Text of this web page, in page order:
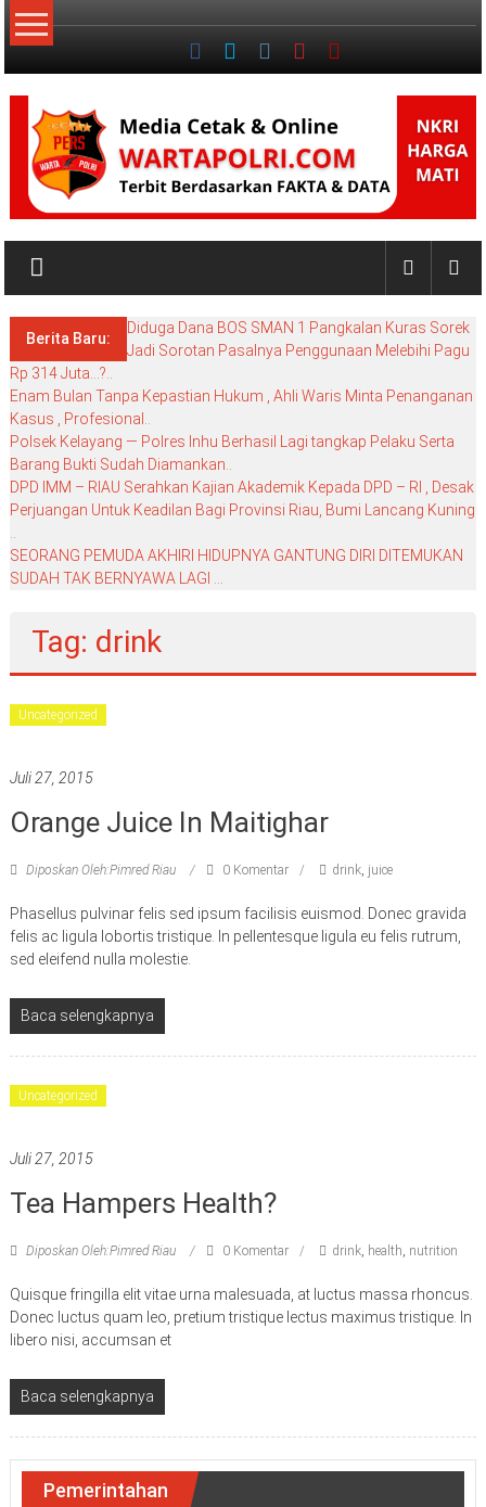
Lompat
ke
NKRI
BlogBerita Baru:
Diduga Dana BOS SMAN 1 Pangkalan Kuras Sorek
Jadi Sorotan Pasalnya Penggunaan Melebihi Pagu
Rp 314 Juta…?..
Enam Bulan Tanpa Kepastian Hukum , Ahli Waris Minta Penanganan
Kasus , Profesional..
Polsek Kelayang — Polres Inhu Berhasil Lagi tangkap Pelaku Serta
Barang Bukti Sudah Diamankan..
DPD IMM – RIAU Serahkan Kajian Akademik Kepada DPD – RI , Desak
Perjuangan Untuk Keadilan Bagi Provinsi Riau, Bumi Lancang Kuning
SEORANG PEMUDA AKHIRI HIDUPNYA GANTUNG DIRI DITEMUKAN
SUDAH TAK BERNYAWA LAGI …
Tag: drink
Uncategorized
Juli 27, 2015
Orange Juice In Maitighar
Diposkan Oleh:Pimred Riau 0 Komentar drink, juice
Phasellus pulvinar felis sed ipsum facilisis euismod. Donec gravida
felis ac ligula lobortis tristique. In pellentesque ligula eu felis rutrum,
sed eleifend nulla molestie.
Baca selengkapnya
Uncategorized
Juli 27, 2015
Tea Hampers Health?
Diposkan Oleh:Pimred Riau 0 Komentar drink, health nutrition
Quisque fringilla elit vitae urna malesuada, at luctus massa rhoncus.
Donec luctus quam leo, pretium tristique lectus maximus tristique. In
libero nisi, accumsan et
Baca selengkapnya
Pemerintahan